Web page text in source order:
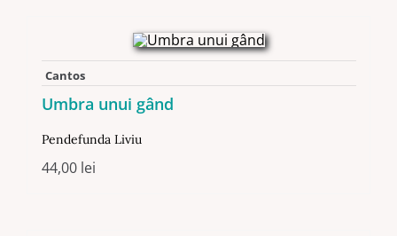
Cantos
Umbra unui gând
Pendefunda Liviu
44,00 lei